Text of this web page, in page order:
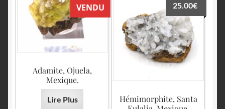
VENDU
Adamite, Ojuela,
Mexique.
Lire Plus
Hémimorphite, Santa
25.00€